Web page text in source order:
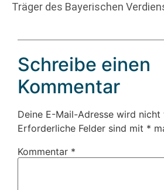
Träger des Bayerischen
Schreibe einen
Kommentar
Deine E-Mail-Adresse wird
Erforderliche Felder sind mit *
Kommentar *